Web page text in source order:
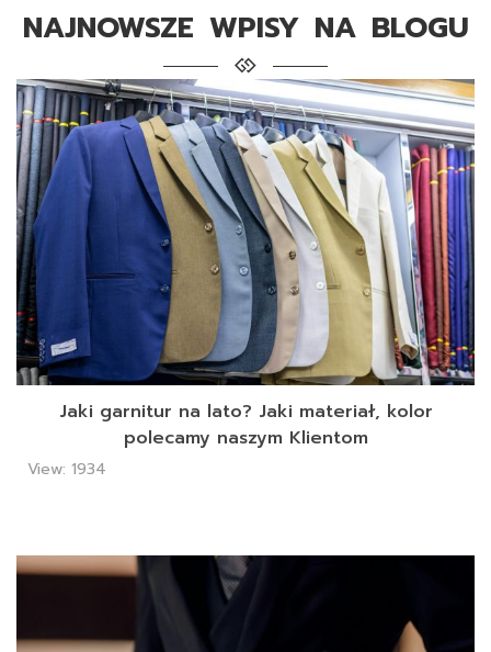
NAJNOWSZE WPISY NA BLOGU
Jaki garnitur na lato? Jaki materiał, kolor
polecamy naszym Klientom
View: 1934